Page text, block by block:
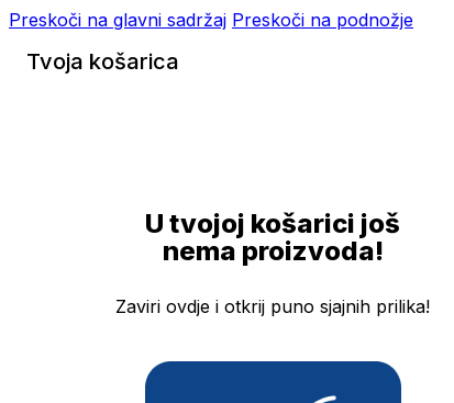
Preskoči na glavni sadržaj Preskoči na podnožje
Tvoja košarica
U tvojoj košarici još
nema proizvoda!
Zaviri ovdje i otkrij puno sjajnih prilika!